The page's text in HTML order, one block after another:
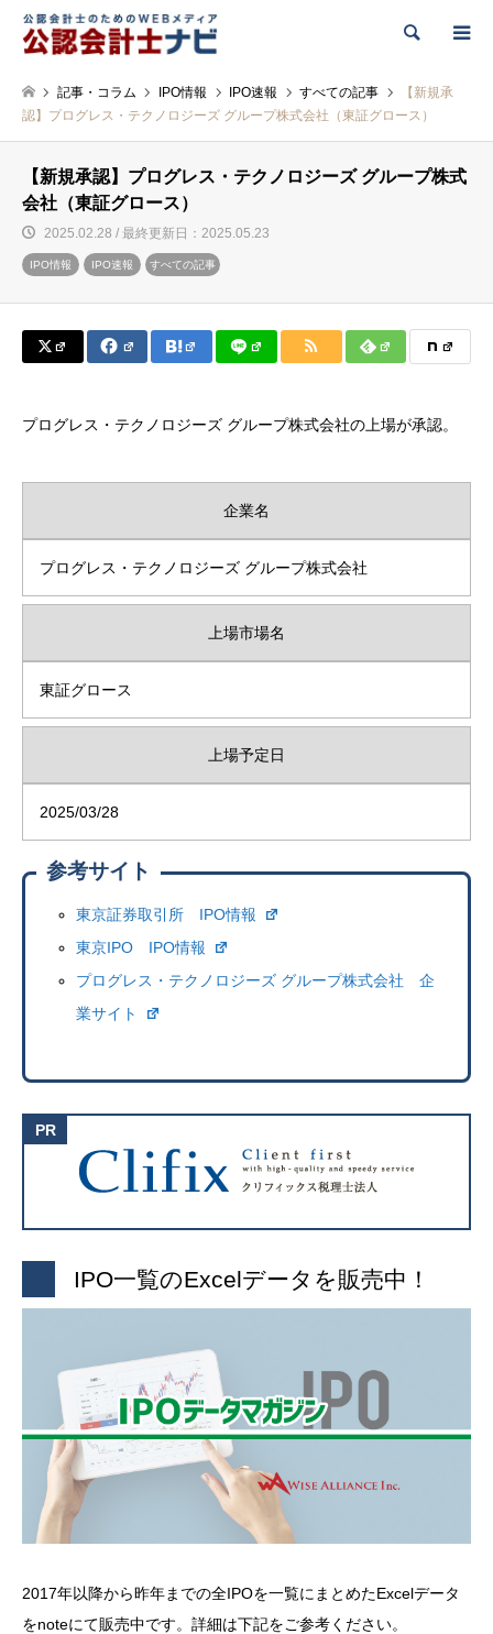
検索
記事・コラム IPO情報 IPO速報 すべての記事
【新規承
認】プログレス・テクノロジーズ グループ株式会社（東証グロース）
【新規承認】プログレス・テクノロジーズ グループ株式
会社（東証グロース）
2025.02.28 / 最終更新日：2025.05.23
IPO情報 IPO速報 すべての記事
プログレス・テクノロジーズ グループ株式会社の上場が承認。
企業名
プログレス・テクノロジーズ グループ株式会社
上場市場名
東証グロース
上場予定日
2025/03/28
参考サイト
東京証券取引所 IPO情報
東京IPO IPO情報
プログレス・テクノロジーズ グループ株式会社 企
業サイト
IPO一覧のExcelデータを販売中！
2017年以降から昨年までの全IPOを一覧にまとめたExcelデータ
をnoteにて販売中です。詳細は下記をご参考ください。